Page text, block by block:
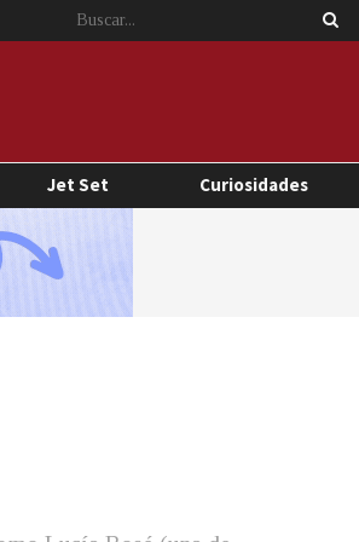
Jet Set Curiosidades